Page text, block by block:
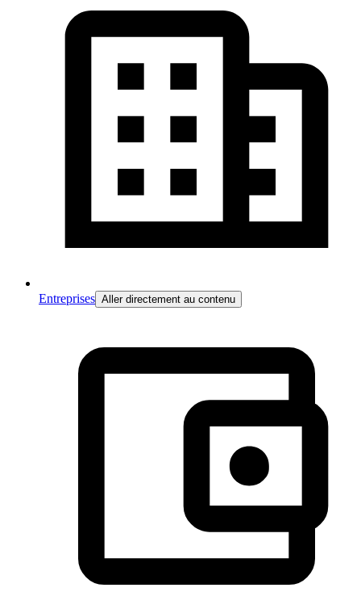
Entreprises Aller directement au contenu